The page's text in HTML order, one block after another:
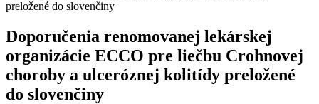
preložené do slovenčiny
Doporučenia renomovanej lekárskej
organizácie ECCO pre liečbu Crohnovej
choroby a ulceróznej kolitídy preložené
do slovenčiny